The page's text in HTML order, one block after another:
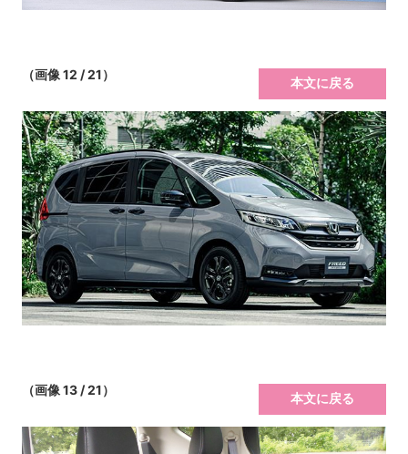
（画像 12 / 21）
本文に戻る
（画像 13 / 21）
本文に戻る